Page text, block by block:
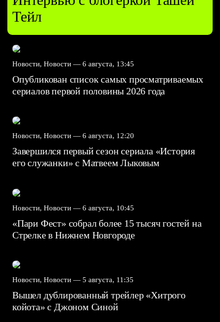
Тейл
Новости, Новости — 6 августа, 13:45
Опубликован список самых просматриваемых
сериалов первой половины 2026 года
Новости, Новости — 6 августа, 12:20
Завершился первый сезон сериала «История
его служанки» с Матвеем Лыковым
Новости, Новости — 6 августа, 10:45
«Пари Фест» собрал более 15 тысяч гостей на
Стрелке в Нижнем Новгороде
Новости, Новости — 5 августа, 11:35
Вышел дублированный трейлер «Хитрого
койота» с Джоном Синой